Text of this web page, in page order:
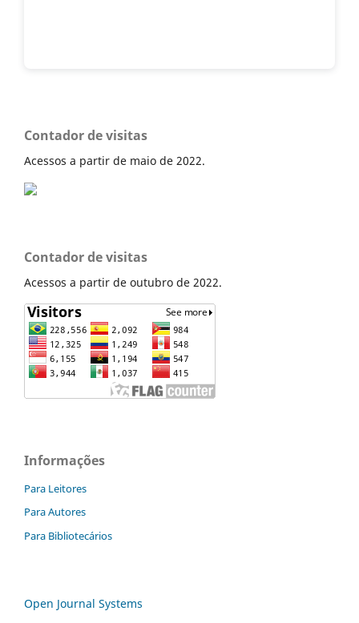
Contador de visitas
Acessos a partir de maio de 2022.
Contador de visitas
Acessos a partir de outubro de 2022.
Informações
Para Leitores
Para Autores
Para Bibliotecários
Open Journal Systems